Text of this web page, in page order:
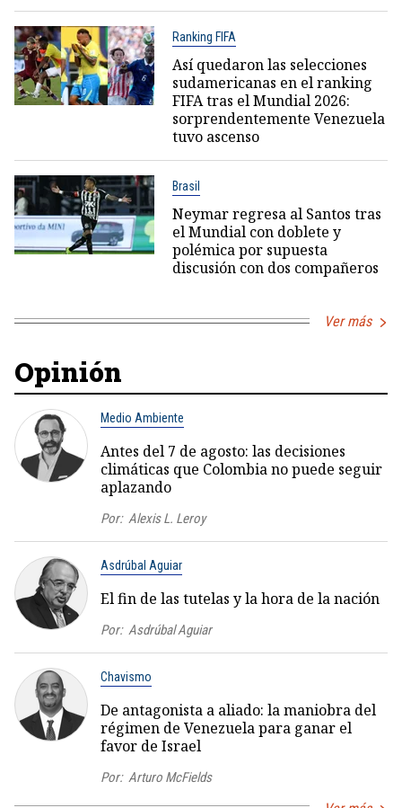
Ranking FIFA
Así quedaron las selecciones
sudamericanas en el ranking
FIFA tras el Mundial 2026:
sorprendentemente Venezuela
tuvo ascenso
Brasil
Neymar regresa al Santos tras
el Mundial con doblete y
polémica por supuesta
discusión con dos compañeros
Ver más
Opinión
Medio Ambiente
Antes del 7 de agosto: las decisiones
climáticas que Colombia no puede seguir
aplazando
Por: Alexis L. Leroy
Asdrúbal Aguiar
El fin de las tutelas y la hora de la nación
Por: Asdrúbal Aguiar
Chavismo
De antagonista a aliado: la maniobra del
régimen de Venezuela para ganar el
favor de Israel
Por: Arturo McFields